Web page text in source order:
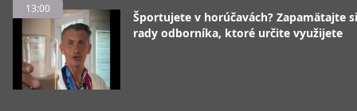
13:00
Športujete v horúčavách? Zapamätajte
rady odborníka, ktoré určite využijete